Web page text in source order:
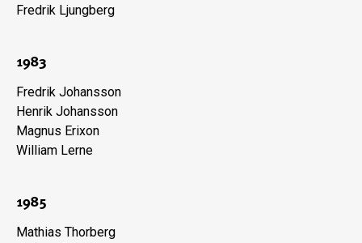
Fredrik Ljungberg
1983
Fredrik Johansson
Henrik Johansson
Magnus Erixon
William Lerne
1985
Mathias Thorberg